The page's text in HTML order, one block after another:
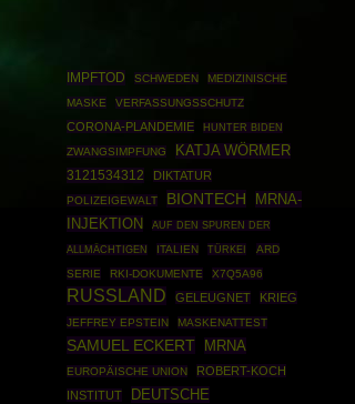
IMPFTOD SCHWEDEN
MEDIZINISCHE
MASKE
VERFASSUNGSSCHUTZ
CORONA-PLANDEMIE HUNTER BIDEN
ZWANGSIMPFUNG
KATJA WÖRMER
3121534312
DIKTATUR
POLIZEIGEWALT BIONTECH
MRNA-
INJEKTION
AUF DEN SPUREN DER
ALLMÄCHTIGEN ITALIEN TÜRKEI
ARD
SERIE
RKI-DOKUMENTE X7Q5A96
RUSSLAND GELEUGNET KRIEG
JEFFREY EPSTEIN MASKENATTEST
SAMUEL ECKERT MRNA
EUROPÄISCHE UNION
ROBERT-KOCH
INSTITUT
DEUTSCHE